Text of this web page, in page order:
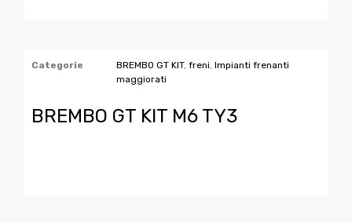
Categorie BREMBO GT KIT, freni Impianti frenanti
maggiorati
BREMBO GT KIT M6 TY3